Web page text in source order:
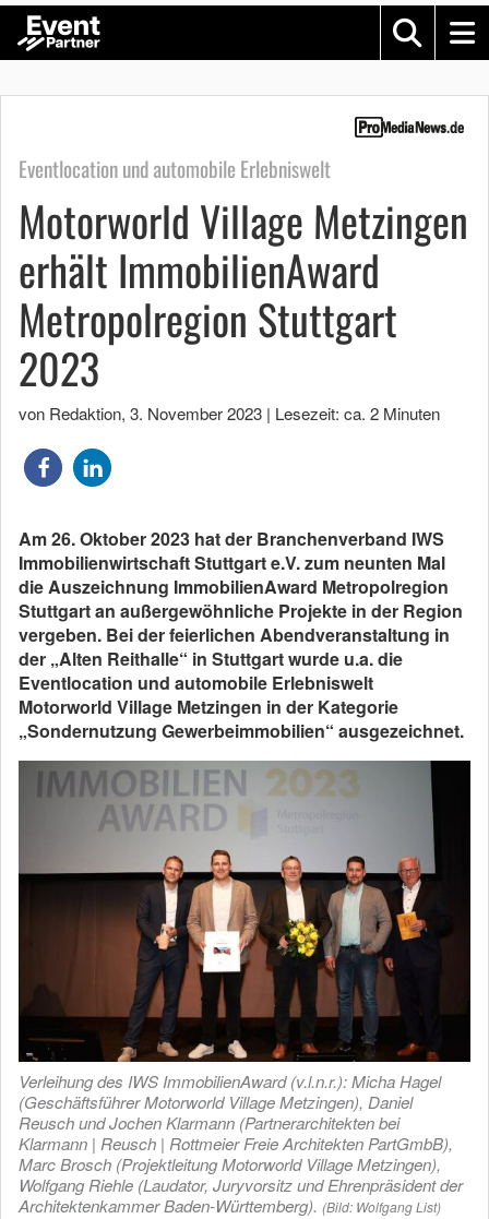
Eventlocation und automobile Erlebniswelt
Motorworld Village Metzingen
erhält ImmobilienAward
Metropolregion Stuttgart
2023
von Redaktion, 3. November 2023 | Lesezeit: ca. 2 Minuten
Am 26. Oktober 2023 hat der Branchenverband IWS
Immobilienwirtschaft Stuttgart e.V. zum neunten Mal
die Auszeichnung ImmobilienAward Metropolregion
Stuttgart an außergewöhnliche Projekte in der Region
vergeben. Bei der feierlichen Abendveranstaltung in
der „Alten Reithalle“ in Stuttgart wurde u.a. die
Eventlocation und automobile Erlebniswelt
Motorworld Village Metzingen in der Kategorie
„Sondernutzung Gewerbeimmobilien“ ausgezeichnet.
Verleihung des IWS ImmobilienAward (v.l.n.r.): Micha Hagel
(Geschäftsführer Motorworld Village Metzingen), Daniel
Reusch und Jochen Klarmann (Partnerarchitekten bei
Klarmann | Reusch | Rottmeier Freie Architekten PartGmbB),
Marc Brosch (Projektleitung Motorworld Village Metzingen),
Wolfgang Riehle (Laudator, Juryvorsitz und Ehrenpräsident der
Architektenkammer Baden-Württemberg). (Bild: Wolfgang List)